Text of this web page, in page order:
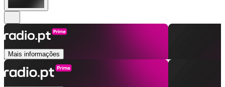
Mais informações